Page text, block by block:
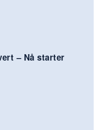
– Nå starter